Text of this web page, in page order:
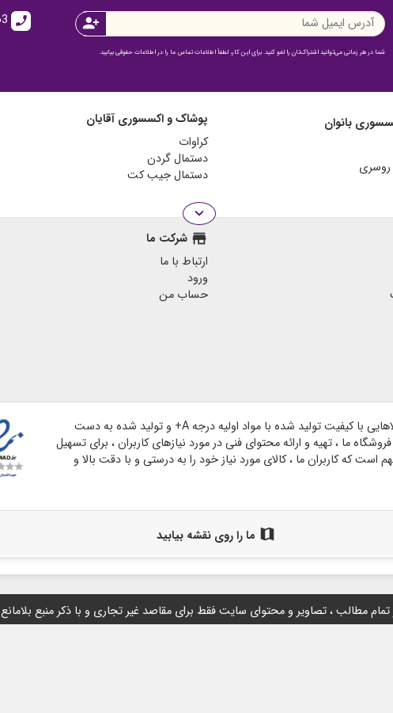
person_add
شما در هر زمانی می‌توانید اشتراک‌تان را لغو کنید. برای این کار، لطفاً اطلاعات تماس ما را در اطلاعات حقوقی بیابید.
call
بانوان
پوشاک و اکسسوری آقایان
کراوات
دستمال گردن
دستمال جیب کت
expand_more
store شرکت ما
ارتباط با ما
ورود
حساب من
وبسایت گروه هنری شاخه بر پایه اعتماد مشتریان گرامی و با هدف ارائه کالاهایی با کیفیت تولید شده با مواد اولیه درجه A+ و تولید شده به دست
ما ، تهیه و ارائه محتوای فنی در مورد نیازهای کاربران ، برای تسهیل
که کاربران ما ، کالای مورد نیاز خود را به درستی و با دقت بالا و
map ما را روی نقشه بیابید
تمام مطالب ، تصاویر و محتوای سايت فقط برای مقاصد غیر تجاری و با ذکر منبع